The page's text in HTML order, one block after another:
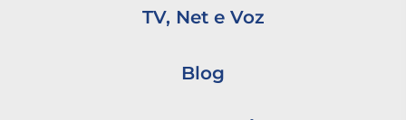
TV, Net e Voz
Blog